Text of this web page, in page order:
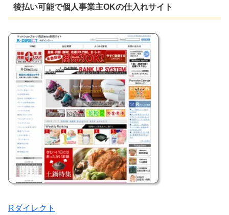
後払い可能で個人事業主OKの仕入れサイト
Rダイレクト